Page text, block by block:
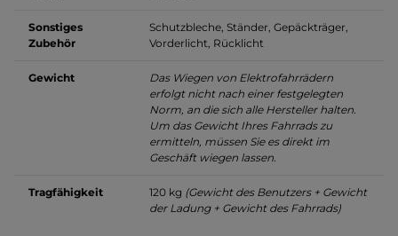
Sonstiges
Zubehör
Schutzbleche, Ständer, Gepäckträger,
Vorderlicht, Rücklicht
Gewicht
Das Wiegen von Elektrofahrrädern
erfolgt nicht nach einer festgelegten
Norm, an die sich alle Hersteller halten.
Um das Gewicht Ihres Fahrrads zu
ermitteln, müssen Sie es direkt im
Geschäft wiegen lassen.
Tragfähigkeit 120 kg (Gewicht des Benutzers + Gewicht
der Ladung + Gewicht des Fahrrads)